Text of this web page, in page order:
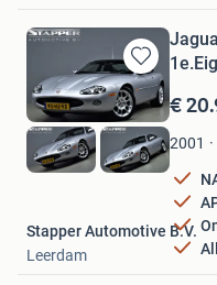
Bewaren
in
Mijn
Favorieten
€
2001
Stapper Automotive B.V.
Leerdam